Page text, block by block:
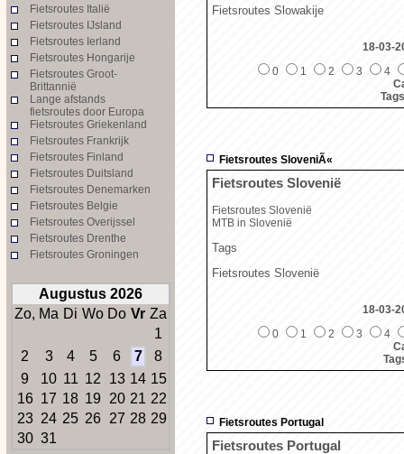
Fietsroutes Italië
Fietsroutes IJsland
Fietsroutes Ierland
Fietsroutes Hongarije
Fietsroutes Groot-
Brittannië
Lange afstands
fietsroutes door Europa
Fietsroutes Griekenland
Fietsroutes Frankrijk
Fietsroutes Finland
Fietsroutes Duitsland
Fietsroutes Denemarken
Fietsroutes Belgie
Fietsroutes Overijssel
Fietsroutes Drenthe
Fietsroutes Groningen
Augustus 2026
Zo, Ma Di Wo Do Vr Za
1
2
3 4 5 6 7
8
9
10 11 12 13 14 15
16 17 18 19 20 21 22
23 24 25 26 27 28 29
30 31
Fietsroutes Slowakije
18-03-
0
1 2 3
4
Tags
Fietsroutes SloveniÃ«
Fietsroutes Slovenië
Fietsroutes Slovenië
MTB in Slovenië
Tags
Fietsroutes Slovenië
18-03-
0
1 2 3
4
Fietsroutes Portugal
Fietsroutes Portugal